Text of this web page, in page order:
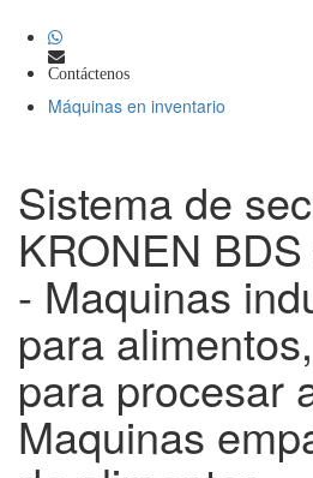
Contáctenos
Máquinas en inventario
Sistema de
KRONEN
- Maquinas
para
para procesar
Maquinas